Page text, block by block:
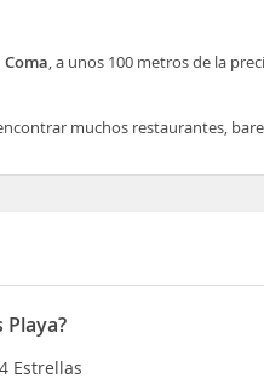
Coma, a unos 100 metros de la
muchos restaurantes,
Estrellas